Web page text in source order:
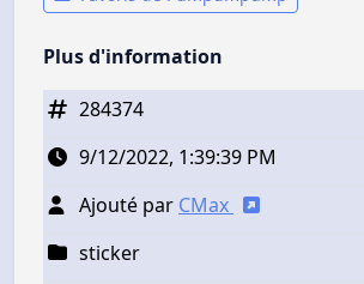
Plus d'information
284374
9/12/2022, 1:39:39 PM
Ajouté par CMax
sticker